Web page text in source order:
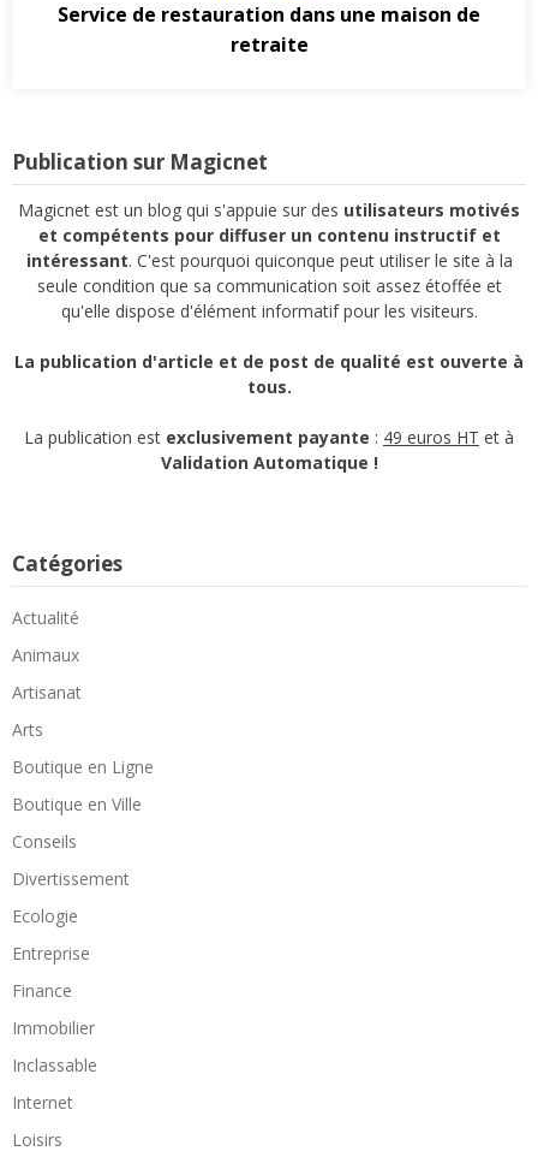
Service de restauration dans une maison de
retraite
Publication sur Magicnet
Magicnet est un blog qui s'appuie sur des utilisateurs motivés
et compétents pour diffuser un contenu instructif et
intéressant. C'est pourquoi quiconque peut utiliser le site à la
seule condition que sa communication soit assez étoffée et
qu'elle dispose d'élément informatif pour les visiteurs.
La publication d'article et de post de qualité est ouverte à
tous.
La publication est exclusivement payante : 49 euros HT et à
Validation Automatique !
Catégories
Actualité
Animaux
Artisanat
Arts
Boutique en Ligne
Boutique en Ville
Conseils
Divertissement
Ecologie
Entreprise
Finance
Immobilier
Inclassable
Internet
Loisirs